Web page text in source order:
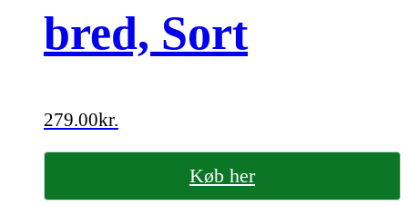
bred, Sort
279.00kr.
Køb her